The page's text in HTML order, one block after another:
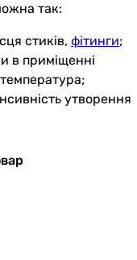
так:
стиків, фітинги;
в приміщенні
утворення